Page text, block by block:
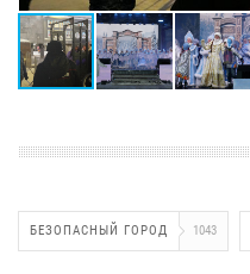
БЕЗОПАСНЫЙ ГОРОД 1043